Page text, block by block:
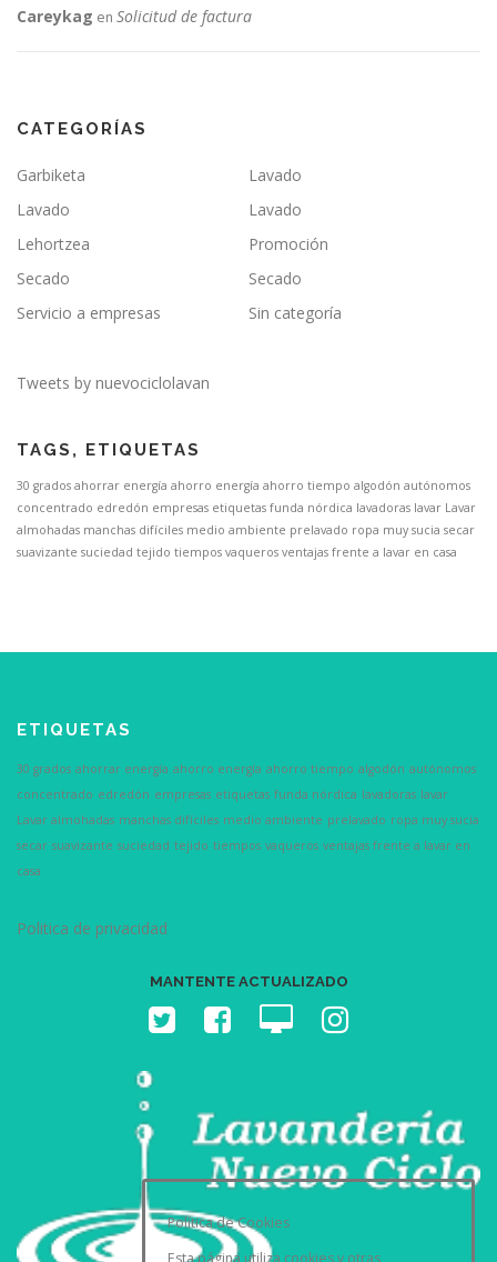
Careykag en Solicitud de factura
CATEGORÍAS
Garbiketa
Lavado
Lavado
Lavado
Lehortzea
Promoción
Secado
Secado
Servicio a empresas
Sin categoría
Tweets by nuevociclolavan
TAGS, ETIQUETAS
30 grados ahorrar energía ahorro energía ahorro tiempo algodón autónomos
concentrado edredón empresas etiquetas funda nórdica lavadoras lavar Lavar
almohadas manchas difíciles medio ambiente prelavado ropa muy sucia secar
suavizante suciedad tejido tiempos vaqueros ventajas frente a lavar en casa
ETIQUETAS
30 grados ahorrar energía ahorro energía ahorro tiempo algodón autónomos
concentrado edredón empresas etiquetas funda nórdica lavadoras lavar
Lavar almohadas manchas difíciles medio ambiente prelavado ropa muy sucia
secar suavizante suciedad tejido tiempos vaqueros ventajas frente a lavar en
casa
Politica de privacidad
MANTENTE ACTUALIZADO
Política de Cookies